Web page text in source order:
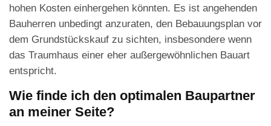
hohen Kosten einhergehen könnten. Es ist angehenden
Bauherren unbedingt anzuraten, den Bebauungsplan vor
dem Grundstückskauf zu sichten, insbesondere wenn
das Traumhaus einer eher außergewöhnlichen Bauart
entspricht.
Wie finde ich den optimalen Baupartner
an meiner Seite?